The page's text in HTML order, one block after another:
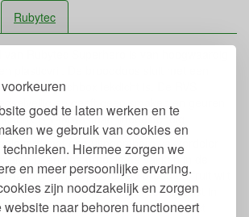
goed te laten werken en te
we gebruik van cookies en
Hiermee zorgen we
en meer persoonlijke ervaring.
zijn noodzakelijk en zorgen
website naar behoren functioneert
Rubytec
de lunchbox lekdicht is. De RVS
en geeft geen smaken en geuren
is vaatwasmachinebestendig.
met een uitneembare vakverdeler
of en hoe groot je de vakken in de
handig als je bijvoorbeeld brood en fruit wilt
wilt houden. Het voedsel past in
raakt elkaar toch niet. Pas wel op met